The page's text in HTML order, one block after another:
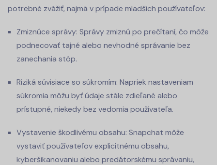
potrebné zvážiť, najmä v prípade mladších používateľov:
Zmiznúce správy: Správy zmiznú po prečítaní, čo môže
podnecovať tajné alebo nevhodné správanie bez
zanechania stôp.
Riziká súvisiace so súkromím: Napriek nastaveniam
súkromia môžu byť údaje stále zdieľané alebo
prístupné, niekedy bez vedomia používateľa.
Vystavenie škodlivému obsahu: Snapchat môže
vystaviť používateľov explicitnému obsahu,
kyberšikanovaniu alebo predátorskému správaniu,